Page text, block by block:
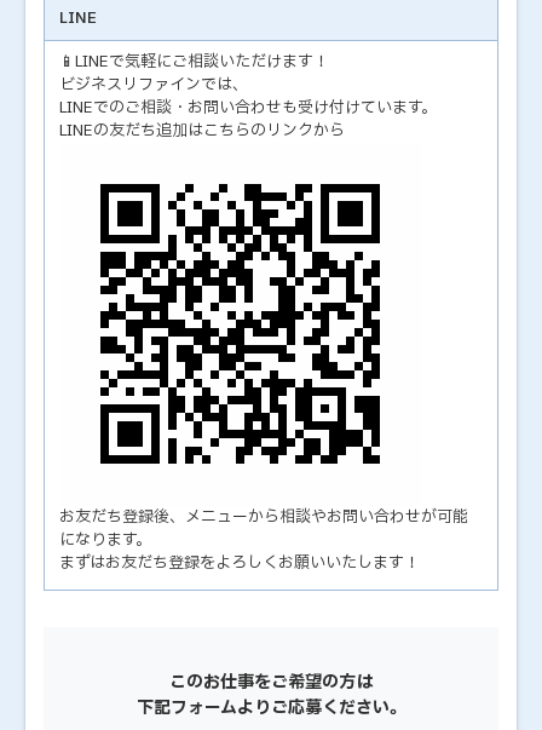
LINE
📱LINEで気軽にご相談いただけます！
ビジネスリファインでは、
LINEでのご相談・お問い合わせも受け付けています。
LINEの友だち追加はこちらのリンクから
お友だち登録後、メニューから相談やお問い合わせが可能
になります。
まずはお友だち登録をよろしくお願いいたします！
このお仕事をご希望の方は
下記フォームよりご応募ください。